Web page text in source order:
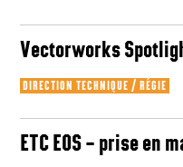
Vectorworks
DIRECTION TECHNIQUE / RÉGIE
ETC EOS – prise en